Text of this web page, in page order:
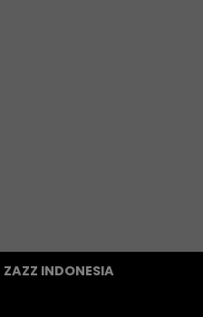
ZAZZ INDONESIA